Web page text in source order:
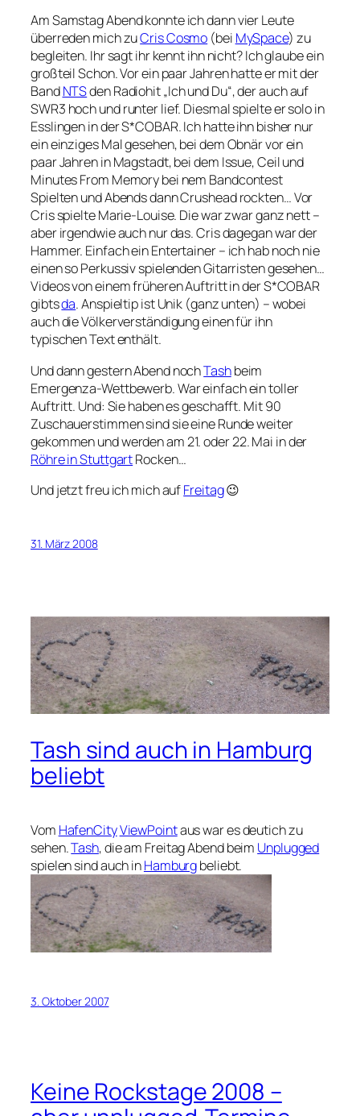
Am Samstag Abend konnte ich dann vier Leute
überreden mich zuCris Cosmo (bei MySpace) zu
begleiten. Ihr sagt ihr kennt ihn nicht? Ich glaube ein
großteil Schon. Vor ein paar Jahren hatte er mit der
BandNTSden Radiohit „Ich und Du“, der auch auf
SWR3 hoch und runter lief. Diesmal spielte er solo in
Esslingen in der S*COBAR. Ich hatte ihn bisher nur
ein einziges Mal gesehen, bei dem Obnär vor ein
paar Jahren in Magstadt, bei dem Issue, Ceil und
Minutes From Memory bei nem Bandcontest
Spielten und Abends dann Crushead rockten… Vor
Cris spielte Marie-Louise. Die war zwar ganz nett –
aber irgendwie auch nur das. Cris dagegan war der
Hammer. Einfach ein Entertainer – ich hab noch nie
einen so Perkussiv spielenden Gitarristen gesehen…
Videos von einem früheren Auftritt in der S*COBAR
gibtsda. Anspieltip ist Unik (ganz unten) – wobei
auch die Völkerverständigung einen für ihn
typischen Text enthält.
Und dann gestern Abend nochTashbeim
Emergenza-Wettbewerb. War einfach ein toller
Auftritt. Und: Sie haben es geschafft. Mit 90
Zuschauerstimmen sind sie eine Runde weiter
gekommen und werden am 21. oder 22. Mai in der
Röhre in StuttgartRocken…
Und jetzt freu ich mich aufFreitag😉
31. März 2008
Tash sind auch in Hamburg
beliebt
Vom HafenCityViewPointaus war es deutich zu
sehen.Tash, die am Freitag Abend beim Unplugged
spielen sind auch inHamburgbeliebt.
3. Oktober 2007
Keine Rockstage 2008 –